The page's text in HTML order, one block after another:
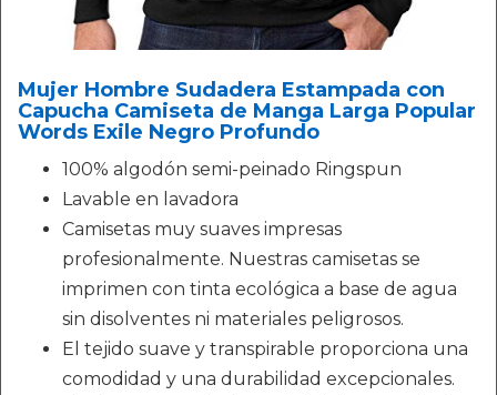
Mujer Hombre Sudadera Estampada con
Capucha Camiseta de Manga Larga Popular
Words Exile Negro Profundo
100% algodón semi-peinado Ringspun
Lavable en lavadora
Camisetas muy suaves impresas
profesionalmente. Nuestras camisetas se
imprimen con tinta ecológica a base de agua
sin disolventes ni materiales peligrosos.
El tejido suave y transpirable proporciona una
comodidad y una durabilidad excepcionales.